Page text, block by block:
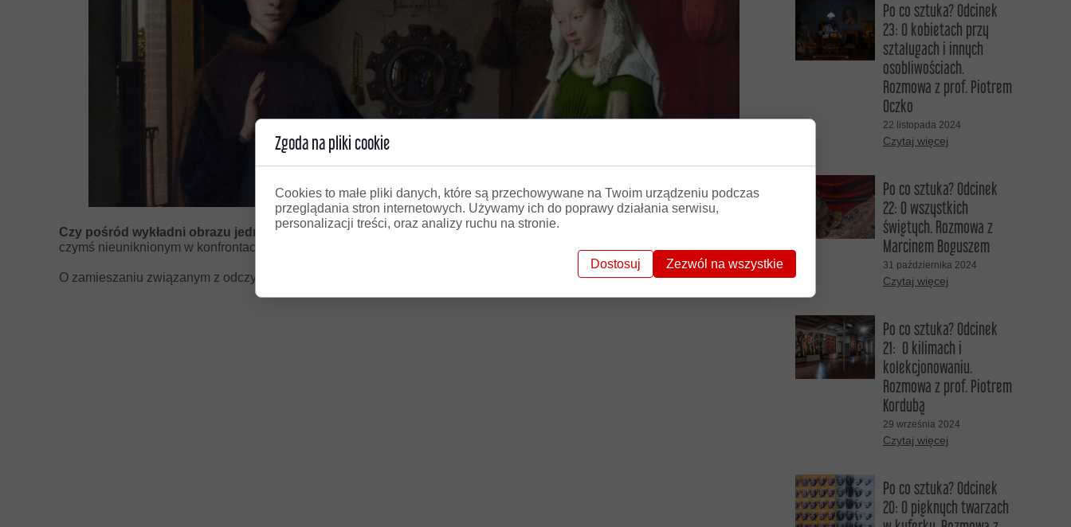
Czy pośród wykładni obrazu jedna jest właściwa, a pozostałe błędne?Może błąd – rozumiany na wielu poziomach – jest
czymś nieuniknionym w konfrontacji z dziełami sztuki, zwłaszcza wówczas, gdy próbuje się je odczytać i przełożyć na słowa?
O zamieszaniu związanym z odczytywaniem obrazów -
Po co sztuka? Odcinek
23: O kobietach przy
sztalugach i innych
osobliwościach.
Rozmowa z prof. Piotrem
Oczko
22 listopada 2024
Czytaj więcej
Po co sztuka? Odcinek
22: O wszystkich
świętych. Rozmowa z
Marcinem Boguszem
31 października 2024
Czytaj więcej
Po co sztuka? Odcinek
21: O kilimach i
kolekcjonowaniu.
Rozmowa z prof. Piotrem
Kordubą
29 września 2024
Czytaj więcej
Po co sztuka? Odcinek
20: O pięknych twarzach
Zgoda na pliki cookie
Cookies to małe pliki danych, które są przechowywane na Twoim urządzeniu podczas
przeglądania stron internetowych. Używamy ich do poprawy działania serwisu,
personalizacji treści, oraz analizy ruchu na stronie.
Dostosuj Zezwól na wszystkie